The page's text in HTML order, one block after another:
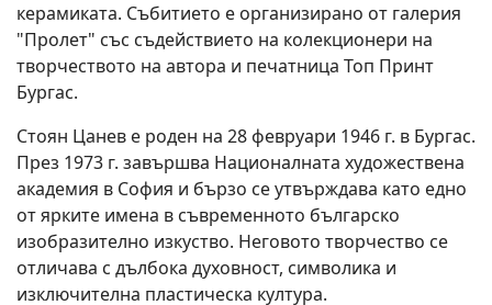
керамиката. Събитието е организирано от галерия
"Пролет" със съдействието на колекционери на
творчеството на автора и печатница Топ Принт
Бургас.
Стоян Цанев е роден на 28 февруари 1946 г. в Бургас.
През 1973 г. завършва Националната художествена
академия в София и бързо се утвърждава като едно
от ярките имена в съвременното българско
изобразително изкуство. Неговото творчество се
отличава с дълбока духовност, символика и
изключителна пластическа култура.